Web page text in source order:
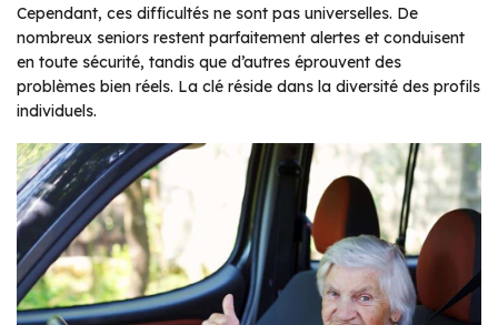
Cependant, ces difficultés ne sont pas universelles. De
nombreux seniors restent parfaitement alertes et conduisent
en toute sécurité, tandis que d’autres éprouvent des
problèmes bien réels. La clé réside dans la diversité des profils
individuels.